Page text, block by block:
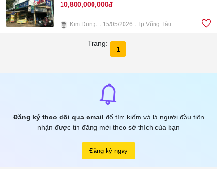
10,800,000,000đ
Kim Dung 15/05/2026 Tp Vũng Tàu
Trang:
1
Đăng ký theo dõi qua email để tìm kiếm và là người đầu tiên
nhận được tin đăng mới theo sở thích của bạn
Đăng ký ngay